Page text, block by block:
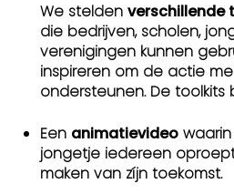
We stelden verschillende
die bedrijven, scholen,
verenigingen kunnen
inspireren om de actie
ondersteunen. De toolkits
Een animatievideowaarin
jongetje iedereen
maken van zíjn toekomst.